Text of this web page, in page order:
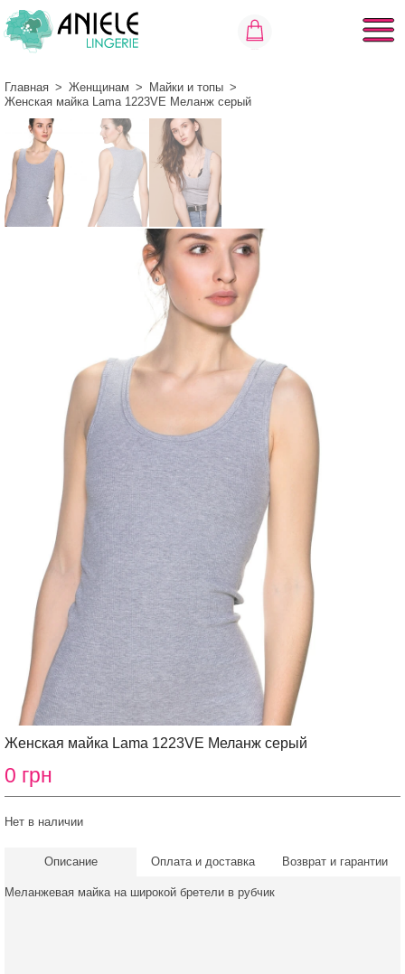
Главная > Женщинам > Майки и топы >
Женская майка Lama 1223VE Меланж серый
Женская майка Lama 1223VE Меланж серый
0 грн
Нет в наличии
Описание Оплата и доставка Возврат и гарантии
Меланжевая майка на широкой бретели в рубчик